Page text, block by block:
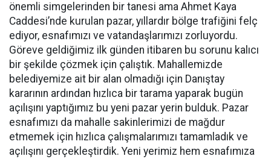
önemli simgelerinden bir tanesi ama Ahmet Kaya
Caddesi’nde kurulan pazar, yıllardır bölge trafiğini felç
ediyor, esnafımızı ve vatandaşlarımızı zorluyordu.
Göreve geldiğimiz ilk günden itibaren bu sorunu kalıcı
bir şekilde çözmek için çalıştık. Mahallemizde
belediyemize ait bir alan olmadığı için Danıştay
kararının ardından hızlıca bir tarama yaparak bugün
açılışını yaptığımız bu yeni pazar yerin bulduk. Pazar
esnafımızı da mahalle sakinlerimizi de mağdur
etmemek için hızlıca çalışmalarımızı tamamladık ve
açılışını gerçekleştirdik. Yeni yerimiz hem esnafımıza